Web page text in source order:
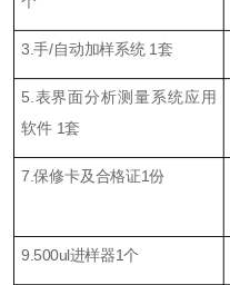
3.手/自动加样系统 1套
5. 表界面分析测量系统应用
软件 1套
7.保修卡及合格证1份
9.500ul进样器1个